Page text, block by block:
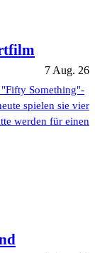
7 Aug. 26
"Fifty Something"-
spielen sie vier
werden für einen